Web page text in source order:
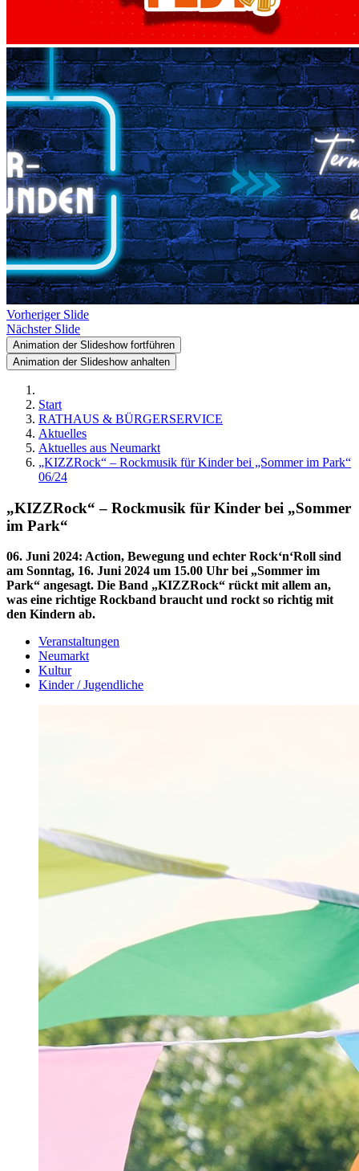
Vorheriger Slide
Nächster Slide
Animation der Slideshow fortführen
Animation der Slideshow anhalten
Start
RATHAUS & BÜRGERSERVICE
Aktuelles
Aktuelles aus Neumarkt
„KIZZRock“ – Rockmusik für Kinder bei „Sommer im Park“
06/24
„KIZZRock“ – Rockmusik für Kinder bei „Sommer
im Park“
06. Juni 2024: Action, Bewegung und echter Rock‘n‘Roll sind
am Sonntag, 16. Juni 2024 um 15.00 Uhr bei „Sommer im
Park“ angesagt. Die Band „KIZZRock“ rückt mit allem an,
was eine richtige Rockband braucht und rockt so richtig mit
den Kindern ab.
Veranstaltungen
Neumarkt
Kultur
Kinder / Jugendliche